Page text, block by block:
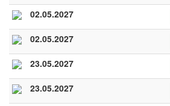
02.05.2027
02.05.2027
23.05.2027
23.05.2027